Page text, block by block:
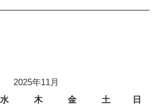
2025年11月
水 木 金 土 日